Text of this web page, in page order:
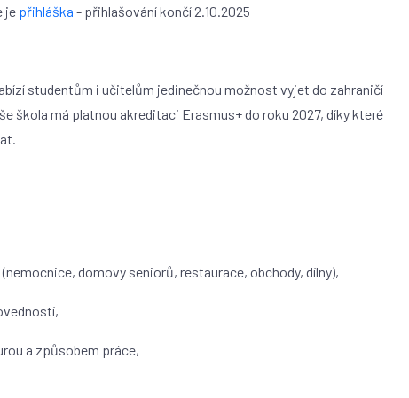
je přihláška - přihlašování končí 2.10.2025
studentům i učitelům jedinečnou možnost vyjet do zahraničí
škola má platnou akreditaci Erasmus+ do roku 2027, díky které
domovy seniorů, restaurace, obchody, dílny),
a způsobem práce,